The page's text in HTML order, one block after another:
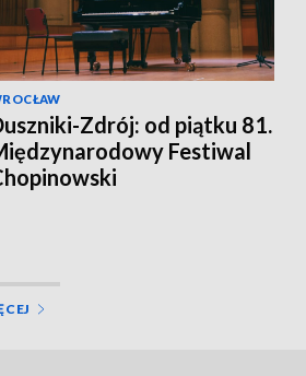
Zdrój: od piątku 81.
Festiwal